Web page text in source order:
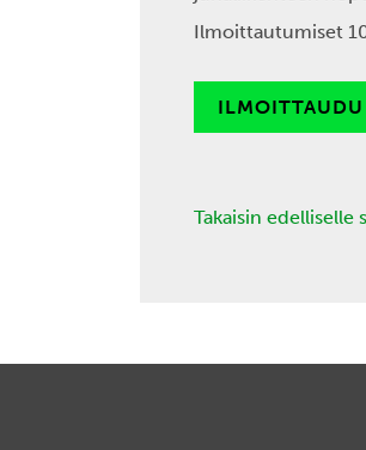
Ilmoittautumiset
ILMOITTAUDU
Takaisin edelliselle